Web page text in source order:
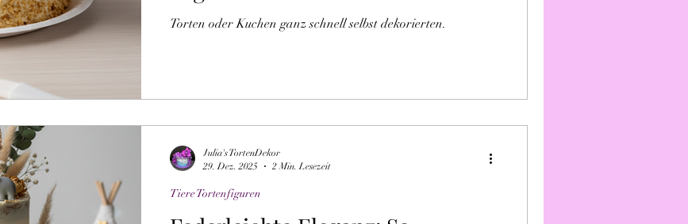
Torten oder Kuchen ganz schnell selbst dekorierten.
Tiere Tortenfiguren
Julia's TortenDekor
29. Dez. 2025
2 Min. Lesezeit